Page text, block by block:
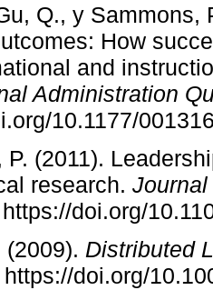
Q., y
How
and
Administration
10.1177/
P. (2011).
research.
doi.org/
(2009). Distributed
https://doi.org/